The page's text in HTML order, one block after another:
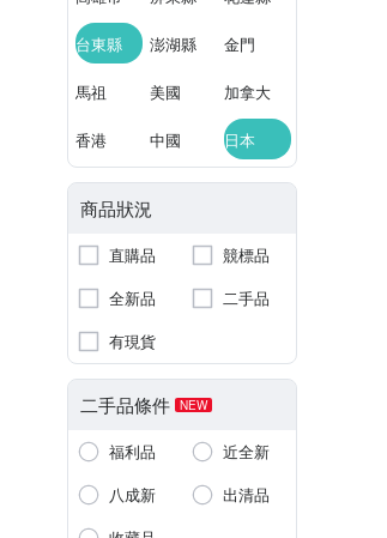
台東縣 澎湖縣 金門
馬祖 美國 加拿大
香港 中國 日本
商品狀況
直購品
競標品
全新品
二手品
有現貨
二手品條件 NEW
福利品
近全新
八成新
出清品